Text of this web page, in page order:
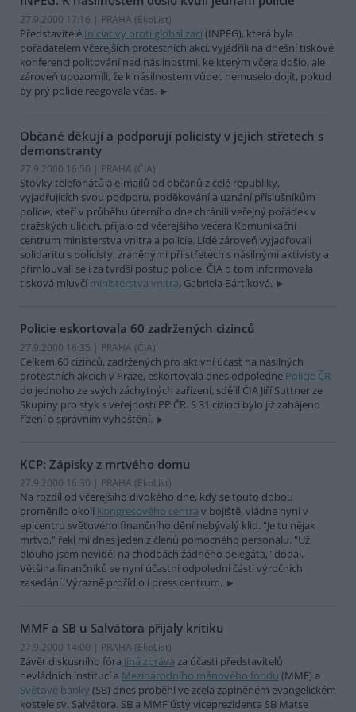
27.9.2000 17:16 | PRAHA (EkoList)
Představitelé Iniciativy proti globalizaci (INPEG), která byla
pořadatelem včerejších protestních akcí, vyjádřili na dnešní tiskové
konferenci politování nad násilnostmi, ke kterým včera došlo, ale
zároveň upozornili, že k násilnostem vůbec nemuselo dojít, pokud
by prý policie reagovala včas.
Občané děkují a podporují policisty v jejich střetech s
demonstranty
27.9.2000 16:50 | PRAHA (ČIA)
Stovky telefonátů a e-mailů od občanů z celé republiky,
vyjadřujících svou podporu, poděkování a uznání příslušníkům
policie, kteří v průběhu úterního dne chránili veřejný pořádek v
pražských ulicích, přijalo od včerejšího večera Komunikační
centrum ministerstva vnitra a policie. Lidé zároveň vyjadřovali
solidaritu s policisty, zraněnými při střetech s násilnými aktivisty a
přimlouvali se i za tvrdší postup policie. ČIA o tom informovala
tisková mluvčí ministerstva vnitra, Gabriela Bártíková.
Policie eskortovala 60 zadržených cizinců
27.9.2000 16:35 | PRAHA (ČIA)
Celkem 60 cizinců, zadržených pro aktivní účast na násilných
protestních akcích v Praze, eskortovala dnes odpoledne Policie ČR
do jednoho ze svých záchytných zařízení, sdělil ČIA Jiří Suttner ze
Skupiny pro styk s veřejností PP ČR. S 31 cizinci bylo již zahájeno
řízení o správním vyhoštění.
KCP: Zápisky z mrtvého domu
27.9.2000 16:30 | PRAHA (EkoList)
Na rozdíl od včerejšího divokého dne, kdy se touto dobou
proměnilo okolí Kongresového centra v bojiště, vládne nyní v
epicentru světového finančního dění nebývalý klid. "Je tu nějak
mrtvo," řekl mi dnes jeden z členů pomocného personálu. "Už
dlouho jsem neviděl na chodbách žádného delegáta," dodal.
Většina finančníků se nyní účastní odpolední části výročních
zasedání. Výrazně prořídlo i press centrum.
MMF a SB u Salvátora přijaly kritiku
27.9.2000 14:00 | PRAHA (EkoList)
Závěr diskusního fóra Jiná zpráva za účasti představitelů
nevládních institucí a Mezinárodního měnového fondu (MMF) a
Světové banky (SB) dnes proběhl ve zcela zaplněném evangelickém
kostele sv. Salvátora. SB a MMF ústy viceprezidenta SB Matse